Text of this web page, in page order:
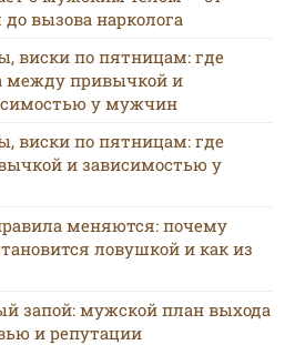
вызова нарколога
виски по пятницам: где
между привычкой и
у мужчин
виски по пятницам: где
и зависимостью у
меняются: почему
ловушкой и как из
запой: мужской план выхода
и репутации